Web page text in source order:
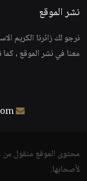
نشر الموقع
نرجو لك زائرنا الكريم
معنا في نشر الموقع ،
محتوى الموقع منقول
لأصحابها.